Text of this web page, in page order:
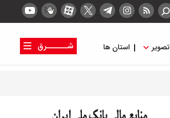
تصویر استان ها
شــــــرق